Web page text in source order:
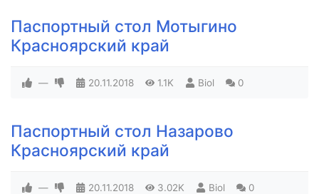
Паспортный стол Мотыгино
Красноярский край
— 20.11.2018 1.1K Biol 0
Паспортный стол Назарово
Красноярский край
— 20.11.2018 3.02K Biol 0